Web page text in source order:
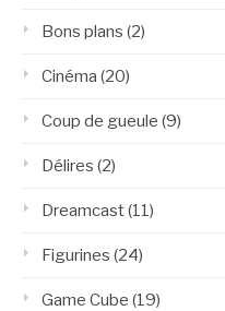
Bons plans (2)
Cinéma (20)
Coup de gueule (9)
Délires (2)
Dreamcast(11)
Figurines (24)
Game Cube (19)